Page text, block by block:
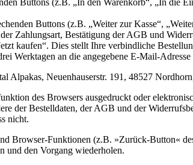
Buttons (z.B. „In den Warenkorb“, „In die
Buttons (z.B. „Weiter zur Kasse“,
Zahlungsart, Bestätigung der AGB und
kaufen“. Dies stellt Ihre verbindliche
Werktagen an die angegebene E-Mail-
Alpakas, Neuenhauserstr. 191, 48527
des Browsers ausgedruckt oder
der Bestelldaten, der AGB und der
nicht.
Browser-Funktionen (z.B. »Zurück-Button«
und den Vorgang wiederholen.